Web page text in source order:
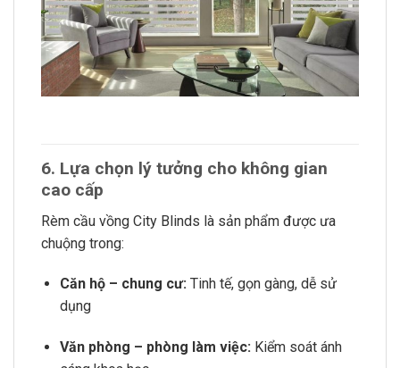
6. Lựa chọn lý tưởng cho không gian
cao cấp
Rèm cầu vồng City Blinds là sản phẩm được ưa
chuộng trong:
Căn hộ – chung cư:Tinh tế, gọn gàng, dễ sử
dụng
Văn phòng – phòng làm việc:Kiểm soát ánh